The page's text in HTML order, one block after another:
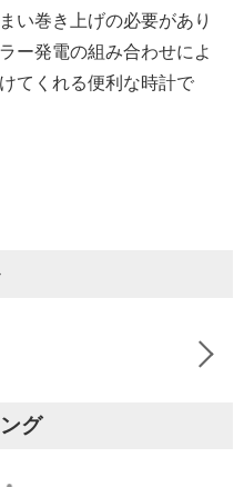
い巻き上げの必要があり
ー発電の組み合わせによ
てくれる便利な時計で
グ